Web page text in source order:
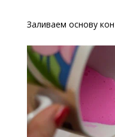
Заливаем основу